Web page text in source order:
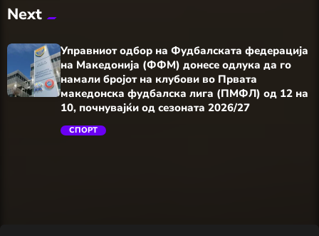
trending_flat
Next
Управниот одбор на Фудбалската федерација
на Македонија (ФФМ) донесе одлука да го
намали бројот на клубови во Првата
македонска фудбалска лига (ПМФЛ) од 12 на
10, почнувајќи од сезоната 2026/27
СПОРТ